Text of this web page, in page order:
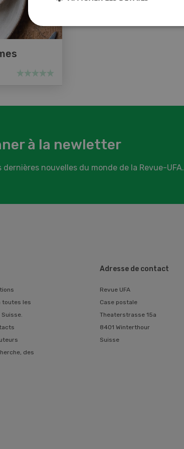
à la newletter
dernières nouvelles du monde de la Revue-UFA.
toutes les
des
Adresse de contact
Revue UFA
Case postale
Theaterstrasse 15a
8401 Winterthour
Suisse